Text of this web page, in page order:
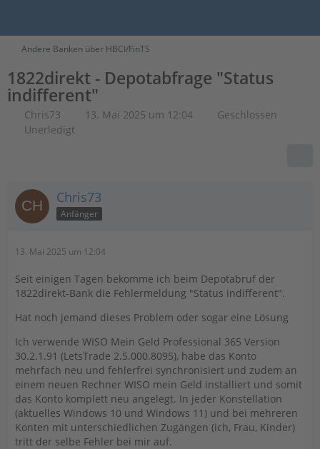
Andere Banken über HBCI/FinTS
1822direkt - Depotabfrage "Status
indifferent"
Chris73 13. Mai 2025 um 12:04
Geschlossen
Unerledigt
Chris73
Anfänger
13. Mai 2025 um 12:04
Seit einigen Tagen bekomme ich beim Depotabruf der
1822direkt-Bank die Fehlermeldung "Status indifferent".
Hat noch jemand dieses Problem oder sogar eine Lösung
Ich verwende WISO Mein Geld Professional 365 Version
30.2.1.91 (LetsTrade 2.5.000.8095), habe das Konto
mehrfach neu und fehlerfrei synchronisiert und zudem an
einem neuen Rechner WISO mein Geld installiert und somit
das Konto komplett neu angelegt. In jeder Konstellation
(aktuelles Windows 10 und Windows 11) und bei mehreren
Konten mit unterschiedlichen Zugängen (ich, Frau, Kinder)
tritt der selbe Fehler bei mir auf.